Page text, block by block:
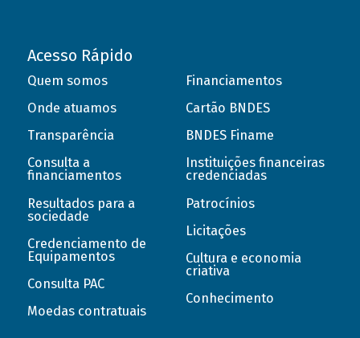
Acesso Rápido
Quem somos
Onde atuamos
Transparência
Consulta a
financiamentos
Resultados para a
sociedade
Credenciamento de
Equipamentos
Consulta PAC
Moedas contratuais
Financiamentos
Cartão BNDES
BNDES Finame
Instituições financeiras
credenciadas
Patrocínios
Licitações
Cultura e economia
criativa
Conhecimento